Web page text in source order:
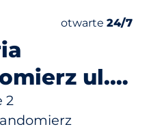
ul.
2
2
Liczba miejsc
Całkowita
Piątek
otwarte 24/7